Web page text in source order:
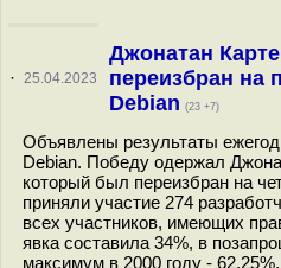
· 25.04.2023
Джонатан
переизбран на
Debian (23 +7)
Объявлены результаты
Debian. Победу одержал
который был переизбран на
приняли участие 274
всех участников, имеющих
явка составила 34%, в
максимум в 2000 году -